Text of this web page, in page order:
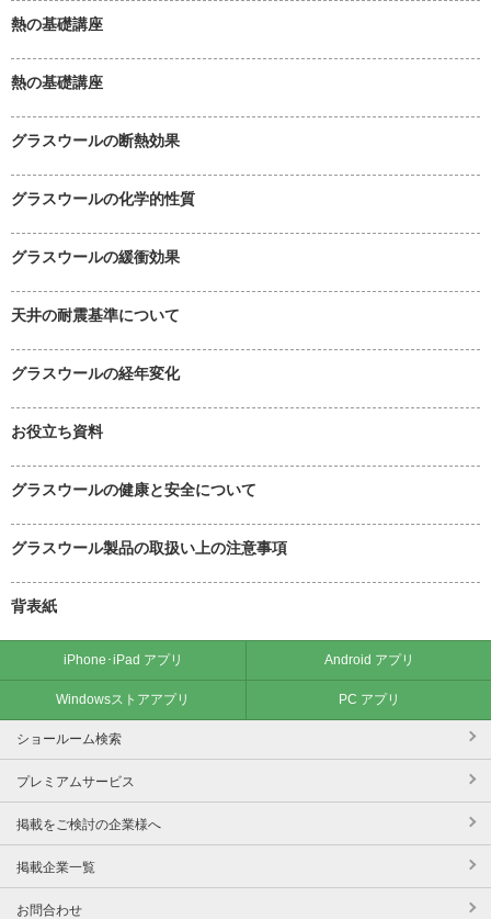
熱の基礎講座
熱の基礎講座
グラスウールの断熱効果
グラスウールの化学的性質
グラスウールの緩衝効果
天井の耐震基準について
グラスウールの経年変化
お役立ち資料
グラスウールの健康と安全について
グラスウール製品の取扱い上の注意事項
背表紙
iPhone･iPad アプリ Android アプリ
Windowsストアアプリ PC アプリ
ショールーム検索
プレミアムサービス
掲載をご検討の企業様へ
掲載企業一覧
お問合わせ